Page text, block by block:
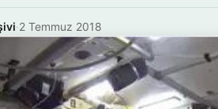
·2 Temmuz 2018